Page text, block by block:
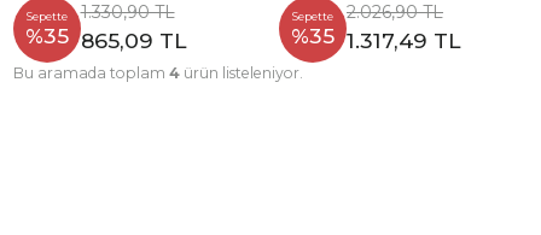
Sepette
%35
1.330,90 TL
865,09 TL
Sepette
%35
2.026,90 TL
1.317,49 TL
Bu aramada toplam 4ürün listeleniyor.